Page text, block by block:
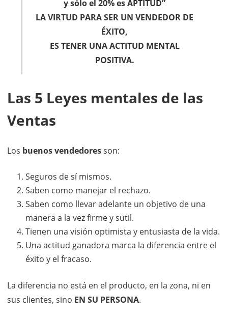
y sólo el 20% es APTITUD”
LA VIRTUD PARA SER UN VENDEDOR DE
ÉXITO,
ES TENER UNA ACTITUD MENTAL
POSITIVA.
Las 5 Leyes mentales de las
Ventas
Los buenos vendedoresson:
Seguros de sí mismos.
Saben como manejar el rechazo.
Saben como llevar adelante un objetivo de una
manera a la vez firme y sutil.
Tienen una visión optimista y entusiasta de la vida.
Una actitud ganadora marca la diferencia entre el
éxito y el fracaso.
La diferencia no está en el producto, en la zona, ni en
sus clientes, sino EN SU PERSONA.